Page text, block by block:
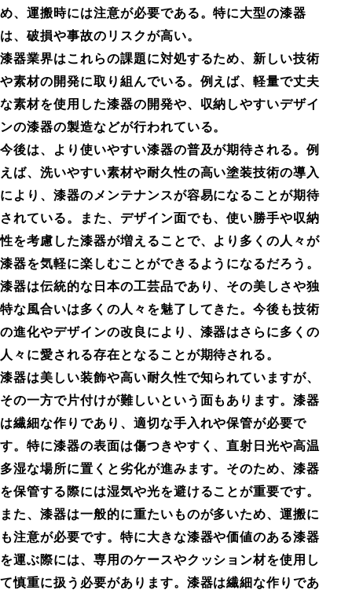
め、運搬時には注意が必要である。特に大型の漆器
は、破損や事故のリスクが高い。
漆器業界はこれらの課題に対処するため、新しい技術
や素材の開発に取り組んでいる。例えば、軽量で丈夫
な素材を使用した漆器の開発や、収納しやすいデザイ
ンの漆器の製造などが行われている。
今後は、より使いやすい漆器の普及が期待される。例
えば、洗いやすい素材や耐久性の高い塗装技術の導入
により、漆器のメンテナンスが容易になることが期待
されている。また、デザイン面でも、使い勝手や収納
性を考慮した漆器が増えることで、より多くの人々が
漆器を気軽に楽しむことができるようになるだろう。
漆器は伝統的な日本の工芸品であり、その美しさや独
特な風合いは多くの人々を魅了してきた。今後も技術
の進化やデザインの改良により、漆器はさらに多くの
人々に愛される存在となることが期待される。
漆器は美しい装飾や高い耐久性で知られていますが、
その一方で片付けが難しいという面もあります。漆器
は繊細な作りであり、適切な手入れや保管が必要で
す。特に漆器の表面は傷つきやすく、直射日光や高温
多湿な場所に置くと劣化が進みます。そのため、漆器
を保管する際には湿気や光を避けることが重要です。
また、漆器は一般的に重たいものが多いため、運搬に
も注意が必要です。特に大きな漆器や価値のある漆器
を運ぶ際には、専用のケースやクッション材を使用し
て慎重に扱う必要があります。漆器は繊細な作りであ